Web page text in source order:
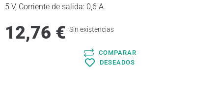
5 V, Corriente de salida: 0,6 A
12,76 € Sin existencias
COMPARAR
DESEADOS